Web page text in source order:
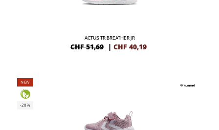
ACTUS TR BREATHER JR
CHF 51,69 | CHF 40,19
NEW
-20%